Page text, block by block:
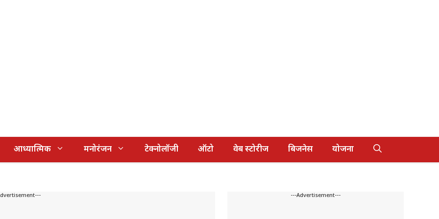
आध्यात्मिक मनोरंजन टेक्नोलॉजी ऑटो वेब स्टोरीज बिजनेस योजना
---Advertisement---